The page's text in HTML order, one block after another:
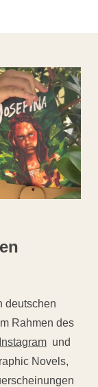
deutschen
Rahmen des
Instagram und
Novels,